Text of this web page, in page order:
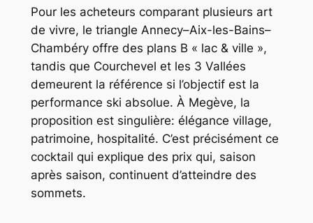
Pour les acheteurs comparant plusieurs art
de vivre, le triangle Annecy–Aix-les-Bains–
Chambéry offre des plans B « lac & ville »,
tandis que Courchevel et les 3 Vallées
demeurent la référence si l’objectif est la
performance ski absolue. À Megève, la
proposition est singulière: élégance village,
patrimoine, hospitalité. C’est précisément ce
cocktail qui explique des prix qui, saison
après saison, continuent d’atteindre des
sommets.